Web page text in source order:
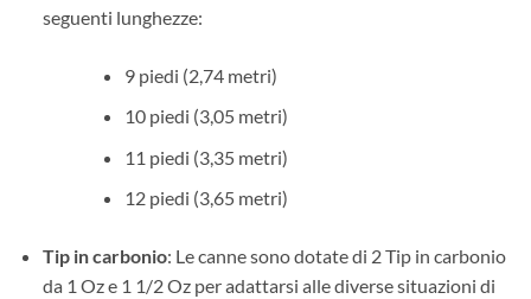
seguenti lunghezze:
9 piedi (2,74 metri)
10 piedi (3,05 metri)
11 piedi (3,35 metri)
12 piedi (3,65 metri)
Tip in carbonio: Le canne sono dotate di 2 Tip in carbonio
da 1 Oz e 1 1/2 Oz per adattarsi alle diverse situazioni di